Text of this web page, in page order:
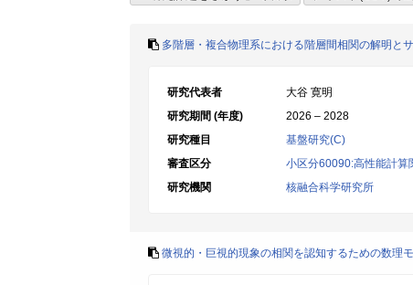
多階層・複合物理系における階層間相関の解明と
研究代表者
大谷 寛明
研究期間 (年度)
2026 – 2028
研究種目
基盤研究(C)
審査区分
小区分60090:高性能計算
研究機関
核融合科学研究所
微視的・巨視的現象の相関を認知するための数理